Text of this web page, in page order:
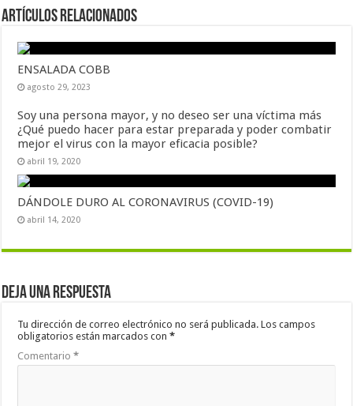
Artículos Relacionados
ENSALADA COBB
agosto 29, 2023
Soy una persona mayor, y no deseo ser una víctima más
¿Qué puedo hacer para estar preparada y poder combatir
mejor el virus con la mayor eficacia posible?
abril 19, 2020
DÁNDOLE DURO AL CORONAVIRUS (COVID-19)
abril 14, 2020
Deja una respuesta
Tu dirección de correo electrónico no será publicada. Los campos
obligatorios están marcados con*
Comentario*